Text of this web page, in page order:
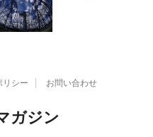
リシー お問い合わせ
ガジン